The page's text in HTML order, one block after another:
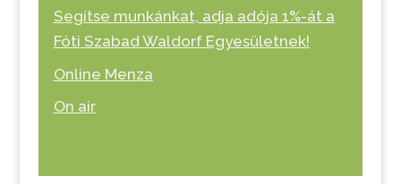
Segítse munkánkat, adja adója 1%-át a
Fóti Szabad Waldorf Egyesületnek!
Online Menza
On air